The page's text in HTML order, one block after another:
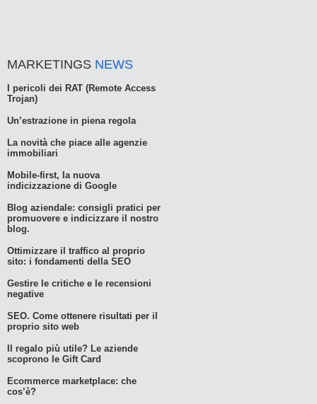
MARKETINGS NEWS
I pericoli dei RAT (Remote Access
Trojan)
Un’estrazione in piena regola
La novità che piace alle agenzie
immobiliari
Mobile-first, la nuova
indicizzazione di Google
Blog aziendale: consigli pratici per
promuovere e indicizzare il nostro
blog.
Ottimizzare il traffico al proprio
sito: i fondamenti della SEO
Gestire le critiche e le recensioni
negative
SEO. Come ottenere risultati per il
proprio sito web
Il regalo più utile? Le aziende
scoprono le Gift Card
Ecommerce marketplace: che
cos’è?